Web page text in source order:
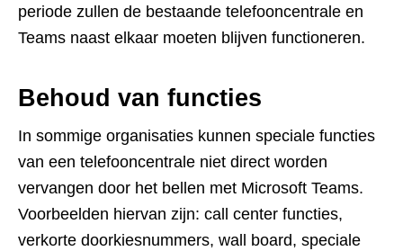
periode zullen de bestaande telefooncentrale en
Teams naast elkaar moeten blijven functioneren.
Behoud van functies
In sommige organisaties kunnen speciale functies
van een telefooncentrale niet direct worden
vervangen door het bellen met Microsoft Teams.
Voorbeelden hiervan zijn: call center functies,
verkorte doorkiesnummers, wall board, speciale